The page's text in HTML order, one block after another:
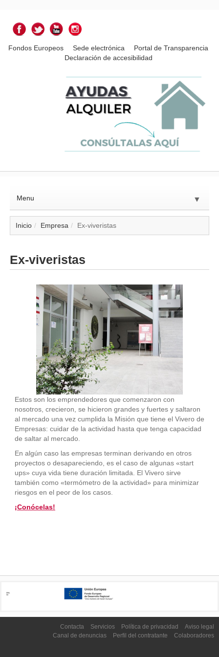
Fondos Europeos Sede electrónica
Portal de Transparencia
Declaración de accesibilidad
Menu ▼
▼
Inicio Empresa Ex-viveristas
Ex-viveristas
Estos son los emprendedores que comenzaron con
nosotros, crecieron, se hicieron grandes y fuertes y saltaron
al mercado una vez cumplida la Misión que tiene el Vivero de
Empresas: cuidar de la actividad hasta que tenga capacidad
de saltar al mercado.
En algún caso las empresas terminan derivando en otros
proyectos o desapareciendo, es el caso de algunas «start
ups» cuya vida tiene duración limitada. El Vivero sirve
también como «termómetro de la actividad» para minimizar
riesgos en el peor de los casos.
¡Conócelas!
Contacta Servicios Política de privacidad
Aviso legal
Canal de denuncias
Perfil del contratante Colaboradores